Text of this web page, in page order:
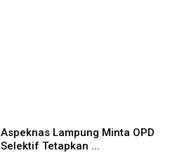
Aspeknas Lampung Minta OPD
Selektif Tetapkan ...